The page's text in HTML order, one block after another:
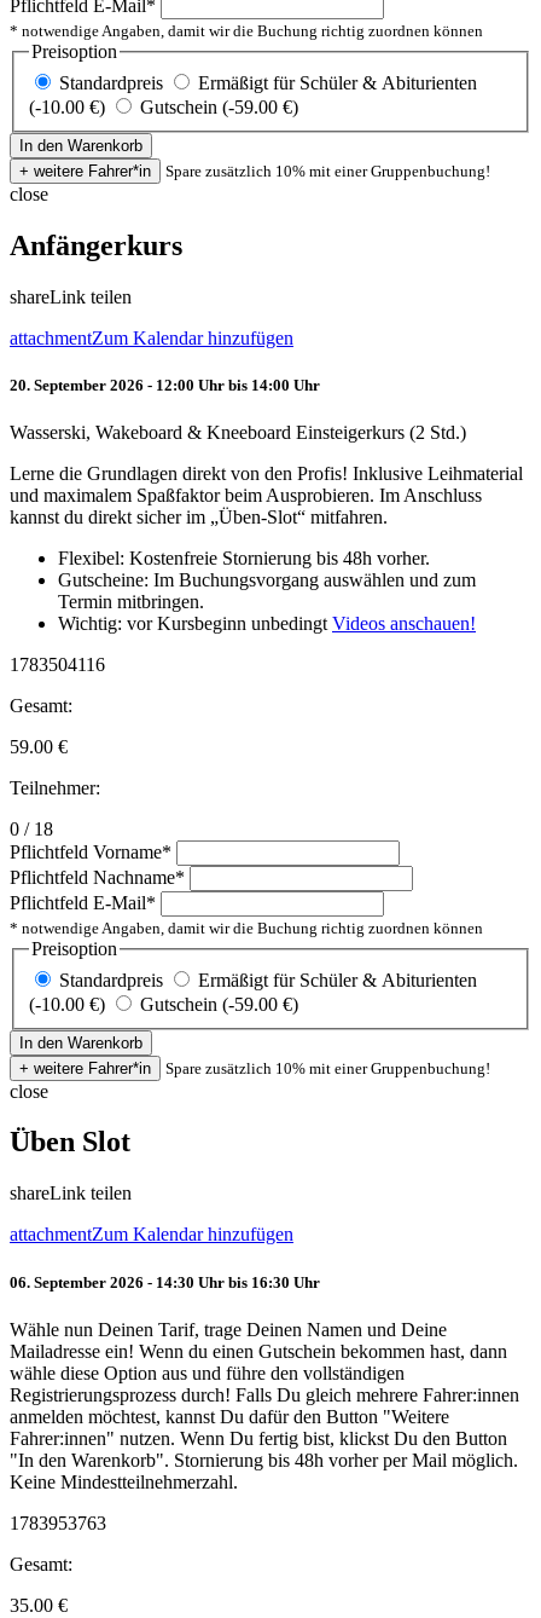
Pflichtfeld E-Mail*
* notwendige Angaben, damit wir die Buchung richtig zuordnen können
Preisoption
Standardpreis
Ermäßigt für Schüler & Abiturienten
(-10.00 €)
Gutschein (-59.00 €)
Spare zusätzlich 10% mit einer Gruppenbuchung!
close
Anfängerkurs
shareLink teilen
attachmentZum Kalendar hinzufügen
20. September 2026 - 12:00 Uhr bis 14:00 Uhr
Wasserski, Wakeboard & Kneeboard Einsteigerkurs (2 Std.)
Lerne die Grundlagen direkt von den Profis! Inklusive Leihmaterial
und maximalem Spaßfaktor beim Ausprobieren. Im Anschluss
kannst du direkt sicher im „Üben-Slot“ mitfahren.
Flexibel: Kostenfreie Stornierung bis 48h vorher.
Gutscheine: Im Buchungsvorgang auswählen und zum
Termin mitbringen.
Wichtig: vor Kursbeginn unbedingt Videos anschauen!
1783504116
Gesamt:
59.00 €
Teilnehmer:
0 / 18
Pflichtfeld Vorname*
Pflichtfeld Nachname*
Pflichtfeld E-Mail*
* notwendige Angaben, damit wir die Buchung richtig zuordnen können
Preisoption
Standardpreis
Ermäßigt für Schüler & Abiturienten
(-10.00 €)
Gutschein (-59.00 €)
Spare zusätzlich 10% mit einer Gruppenbuchung!
close
Üben Slot
shareLink teilen
attachmentZum Kalendar hinzufügen
06. September 2026 - 14:30 Uhr bis 16:30 Uhr
Wähle nun Deinen Tarif, trage Deinen Namen und Deine
Mailadresse ein! Wenn du einen Gutschein bekommen hast, dann
wähle diese Option aus und führe den vollständigen
Registrierungsprozess durch! Falls Du gleich mehrere Fahrer:innen
anmelden möchtest, kannst Du dafür den Button "Weitere
Fahrer:innen" nutzen. Wenn Du fertig bist, klickst Du den Button
"In den Warenkorb". Stornierung bis 48h vorher per Mail möglich.
Keine Mindestteilnehmerzahl.
1783953763
Gesamt:
35.00 €